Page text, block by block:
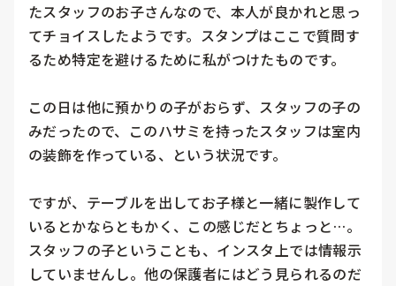
たスタッフのお子さんなので、本人が良かれと思っ
てチョイスしたようです。スタンプはここで質問す
るため特定を避けるために私がつけたものです。
この日は他に預かりの子がおらず、スタッフの子の
みだったので、このハサミを持ったスタッフは室内
の装飾を作っている、という状況です。
ですが、テーブルを出してお子様と一緒に製作して
いるとかならともかく、この感じだとちょっと…。
スタッフの子ということも、インスタ上では情報示
していませんし。他の保護者にはどう見られるのだ